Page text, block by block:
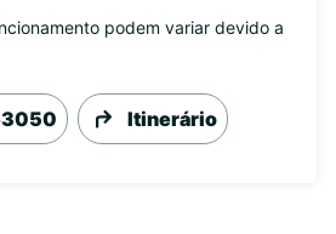
podem variar devido a
Itinerário